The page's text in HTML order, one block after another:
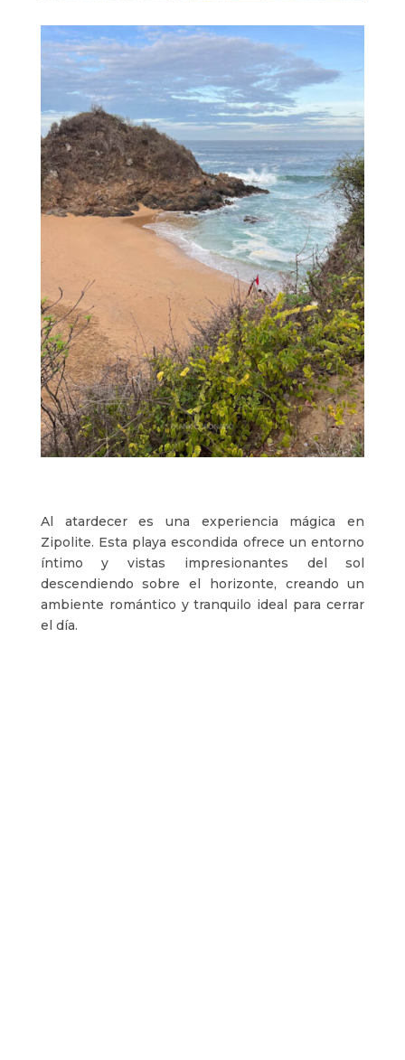
Al atardecer es una experiencia mágica en
Zipolite. Esta playa escondida ofrece un entorno
íntimo y vistas impresionantes del sol
descendiendo sobre el horizonte, creando un
ambiente romántico y tranquilo ideal para cerrar
el día.